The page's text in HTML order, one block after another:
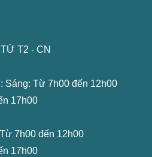
T2 - CN
Sáng: Từ 7h00 đến 12h00
17h00
7h00 đến 12h00
17h00